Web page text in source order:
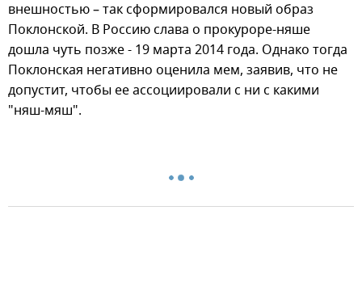
внешностью – так сформировался новый образ
Поклонской. В Россию слава о прокуроре-няше
дошла чуть позже - 19 марта 2014 года. Однако тогда
Поклонская негативно оценила мем, заявив, что не
допустит, чтобы ее ассоциировали с ни с какими
"няш-мяш".